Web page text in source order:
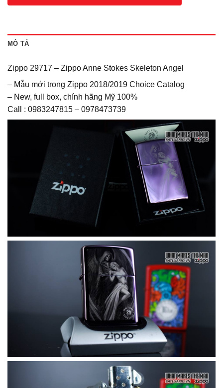
MÔ TẢ
Zippo 29717 – Zippo Anne Stokes Skeleton Angel
– Mẫu mới trong Zippo 2018/2019 Choice Catalog
– New, full box, chính hãng Mỹ 100%
Call : 0983247815 – 0978473739